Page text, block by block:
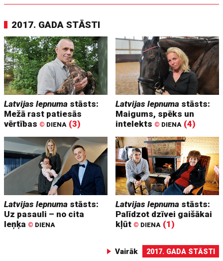
2017. GADA STĀSTI
Latvijas lepnuma stāsts:
Mežā rast patiesās
vērtības © DIENA (3)
Latvijas lepnuma stāsts:
Maigums, spēks un
intelekts © DIENA (4)
Latvijas lepnuma stāsts:
Uz pasauli – no cita
leņķa © DIENA
Latvijas lepnuma stāsts:
Palīdzot dzīvei gaišākai
kļūt © DIENA (1)
Vairāk 2017. GADA STĀSTI